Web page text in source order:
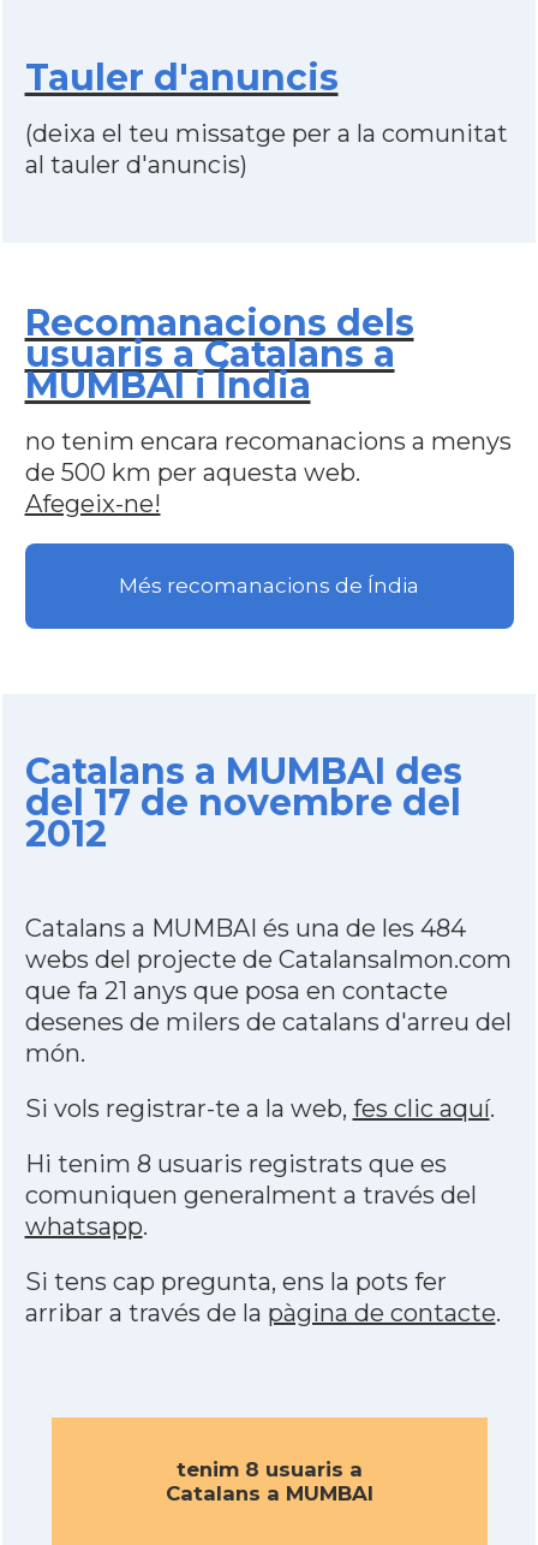
Tauler d'anuncis
(deixa el teu missatge per a la comunitat
al tauler d'anuncis)
Recomanacions dels
usuaris a Catalans a
MUMBAI i Índia
no tenim encara recomanacions a menys
de 500 km per aquesta web.
Afegeix-ne!
Més recomanacions de Índia
Catalans a MUMBAI des
del 17 de novembre del
2012
Catalans a MUMBAI és una de les 484
webs del projecte de Catalansalmon.com
que fa 21 anys que posa en contacte
desenes de milers de catalans d'arreu del
món.
Si vols registrar-te a la web, fes clic aquí.
Hi tenim 8 usuaris registrats que es
comuniquen generalment a través del
whatsapp.
Si tens cap pregunta, ens la pots fer
arribar a través de la pàgina de contacte.
tenim 8 usuaris a
Catalans a MUMBAI